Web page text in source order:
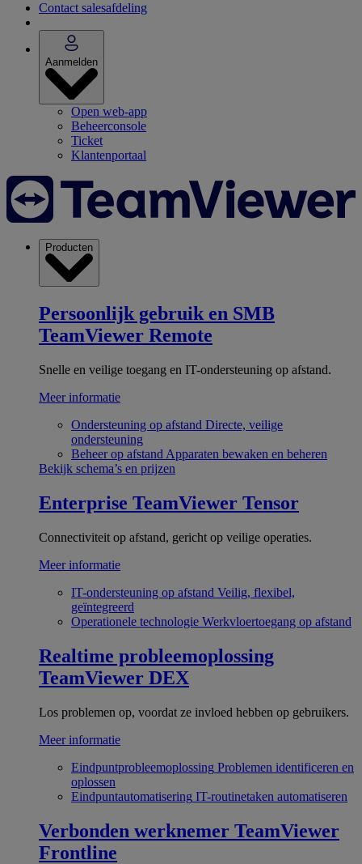
Contact salesafdeling
Aanmelden
Open web-app
Beheerconsole
Ticket
Klantenportaal
Producten
Persoonlijk gebruik en SMB
TeamViewer Remote
Snelle en veilige toegang en IT-ondersteuning op afstand.
Meer informatie
Ondersteuning op afstand Directe, veilige
ondersteuning
Beheer op afstand Apparaten bewaken en beheren
Bekijk schema’s en prijzen
Enterprise TeamViewer Tensor
Connectiviteit op afstand, gericht op veilige operaties.
Meer informatie
IT-ondersteuning op afstand Veilig, flexibel,
geïntegreerd
Operationele technologie Werkvloertoegang op afstand
Realtime probleemoplossing
TeamViewer DEX
Los problemen op, voordat ze invloed hebben op gebruikers.
Meer informatie
Eindpuntprobleemoplossing Problemen identificeren en
oplossen
Eindpuntautomatisering IT-routinetaken automatiseren
Verbonden werknemer TeamViewer
Frontline